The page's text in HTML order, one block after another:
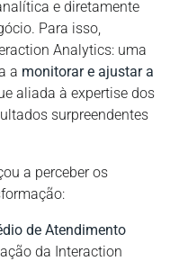
e diretamente
Para isso,
Analytics: uma
a monitorar e ajustar a
aliada à expertise dos
surpreendentes
a perceber os
de Atendimento
da Interaction